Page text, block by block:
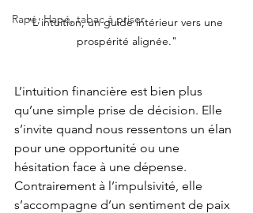
Rapé, Hapé, tabac à priser
"L'intuition, un guide intérieur vers une
prospérité alignée."
L’intuition financière est bien plus
qu’une simple prise de décision. Elle
s’invite quand nous ressentons un élan
pour une opportunité ou une
hésitation face à une dépense.
Contrairement à l’impulsivité, elle
s’accompagne d’un sentiment de paix